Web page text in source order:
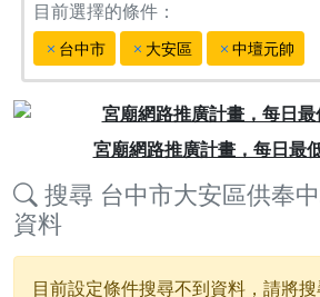
目前選擇的條件：
台中市 大安區 中壇元帥
宮廟網路推廣計畫，每日最
Previous
搜尋 台中市大安區供奉
資料
目前設定條件搜尋不到資料，請將搜